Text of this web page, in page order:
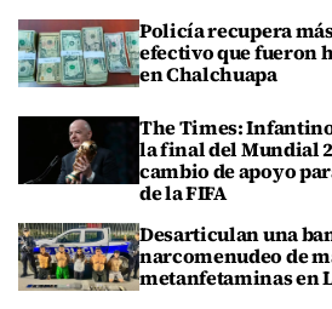
Policía recupera
efectivo que fueron
en Chalchuapa
The Times:
la final del Mundial
cambio de apoyo
de la FIFA
Desarticulan una
narcomenudeo de
metanfetaminas en